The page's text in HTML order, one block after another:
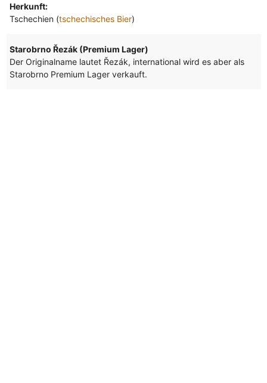
Herkunft:
Tschechien (tschechisches Bier)
Starobrno Řezák (Premium Lager)
Der Originalname lautet Řezák, international wird es aber als
Starobrno Premium Lager verkauft.